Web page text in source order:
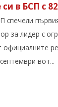
в БСП с
спечели
за лидер с
официалните
вот...